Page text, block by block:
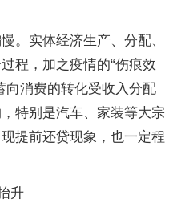
。实体经济生产、分配、
程，加之疫情的“伤痕效
向消费的转化受收入分配
特别是汽车、家装等大宗
提前还贷现象，也一定程
升